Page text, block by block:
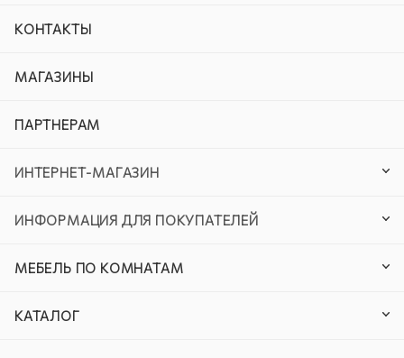
КОНТАКТЫ
МАГАЗИНЫ
ПАРТНЕРАМ
ИНТЕРНЕТ-МАГАЗИН
ИНФОРМАЦИЯ ДЛЯ ПОКУПАТЕЛЕЙ
МЕБЕЛЬ ПО КОМНАТАМ
КАТАЛОГ